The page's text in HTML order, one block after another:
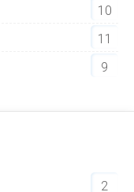
10
11
9
2